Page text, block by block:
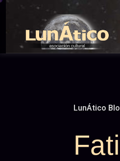
Skip
LunÁtico